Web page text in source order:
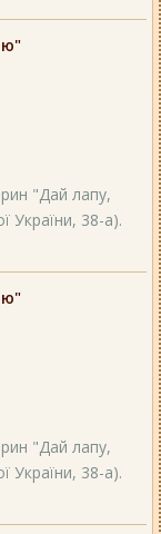
"Дай лапу,
України, 38-а).
"Дай лапу,
України, 38-а).